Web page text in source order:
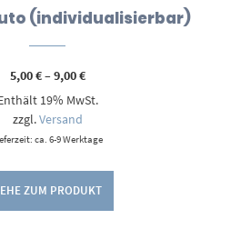
(individualisierbar)
5,00€–9,00€Preisspanne:
bis
19% MwSt.
zzgl.Versand
ca. 6-9 Werktage
ZUM PRODUKT